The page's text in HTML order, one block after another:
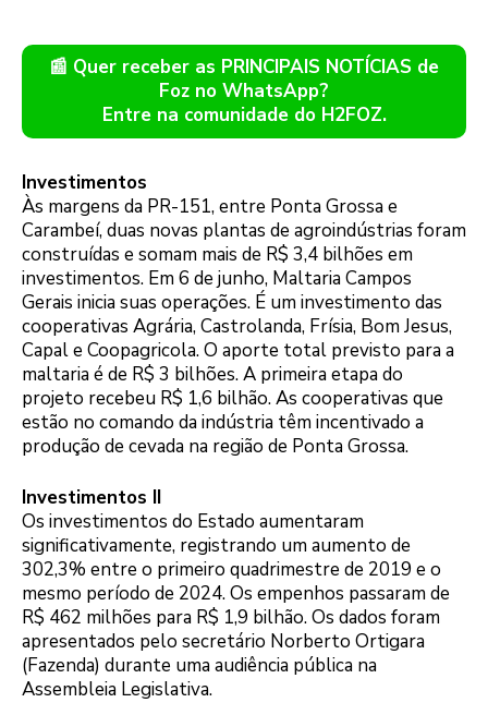
📰 Quer receber as PRINCIPAIS NOTÍCIAS de
Foz no WhatsApp?
Entre na comunidade do H2FOZ.
Investimentos
Às margens da PR-151, entre Ponta Grossa e
Carambeí, duas novas plantas de agroindústrias foram
construídas e somam mais de R$ 3,4 bilhões em
investimentos. Em 6 de junho, Maltaria Campos
Gerais inicia suas operações. É um investimento das
cooperativas Agrária, Castrolanda, Frísia, Bom Jesus,
Capal e Coopagricola. O aporte total previsto para a
maltaria é de R$ 3 bilhões. A primeira etapa do
projeto recebeu R$ 1,6 bilhão. As cooperativas que
estão no comando da indústria têm incentivado a
produção de cevada na região de Ponta Grossa.
Investimentos II
Os investimentos do Estado aumentaram
significativamente, registrando um aumento de
302,3% entre o primeiro quadrimestre de 2019 e o
mesmo período de 2024. Os empenhos passaram de
R$ 462 milhões para R$ 1,9 bilhão. Os dados foram
apresentados pelo secretário Norberto Ortigara
(Fazenda) durante uma audiência pública na
Assembleia Legislativa.